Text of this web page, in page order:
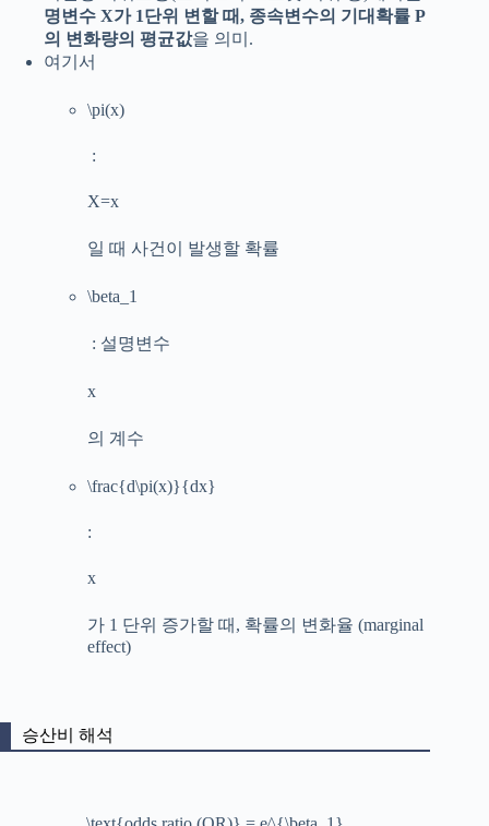
명변수 X가 1단위 변할 때, 종속변수의 기대확률 P
의 변화량의 평균값을 의미.
여기서
\pi(x)
:
X=x
일 때 사건이 발생할 확률
\beta_1
: 설명변수
x
의 계수
\frac{d\pi(x)}{dx}
:
x
가 1 단위 증가할 때, 확률의 변화율 (marginal
effect)
승산비 해석